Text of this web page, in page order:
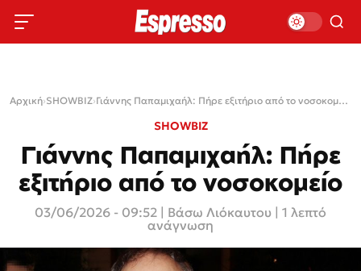
Αρχική›SHOWBIZ› Γιάννης Παπαμιχαήλ: Πήρε εξιτήριο από το νοσοκομείο
SHOWBIZ
Γιάννης Παπαμιχαήλ: Πήρε
εξιτήριο από το νοσοκομείο
03/06/2026 - 09:52 Βάσω Λιόκαυτου
| 1 λεπτό
ανάγνωση